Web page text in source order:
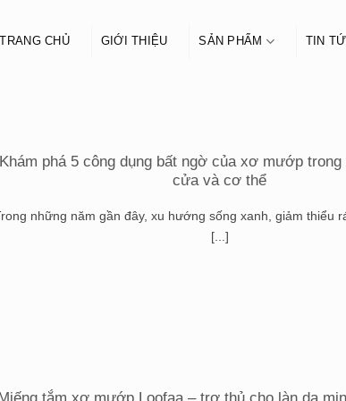
TRANG CHỦ GIỚI THIỆU SẢN PHẨM TIN
Khám phá 5 công dụng bất ngờ của xơ mướp
cửa và cơ thể
những năm gần đây, xu hướng sống xanh, giảm thiểu
[...]